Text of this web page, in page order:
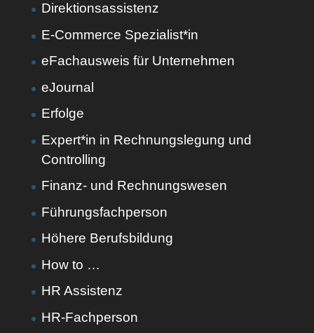
Direktionsassistenz
E-Commerce Spezialist*in
eFachausweis für Unternehmen
eJournal
Erfolge
Expert*in in Rechnungslegung und
Controlling
Finanz- und Rechnungswesen
Führungsfachperson
Höhere Berufsbildung
How to …
HR Assistenz
HR-Fachperson